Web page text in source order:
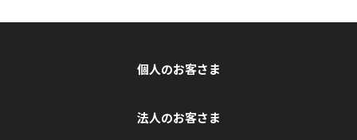
個人のお客さま
法人のお客さま